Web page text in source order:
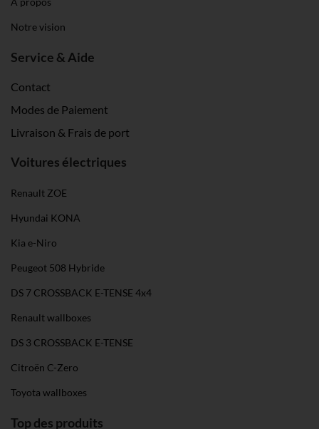
Notre vision
Service & Aide
Contact
Modes de Paiement
Livraison & Frais de port
Voitures électriques
Renault ZOE
Hyundai KONA
Kia e-Niro
Peugeot 508 Hybride
DS 7 CROSSBACK E-TENSE 4x4
Renault wallboxes
DS 3 CROSSBACK E-TENSE
Citroën C-Zero
Toyota wallboxes
Top des produits